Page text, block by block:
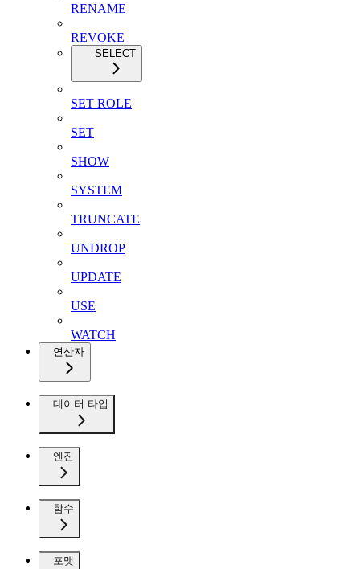
RENAME
REVOKE
SELECT
SET ROLE
SET
SHOW
SYSTEM
TRUNCATE
UNDROP
UPDATE
USE
WATCH
연산자
데이터 타입
엔진
함수
포맷